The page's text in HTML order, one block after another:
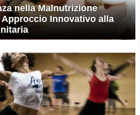
nella Malnutrizione
Innovativo alla